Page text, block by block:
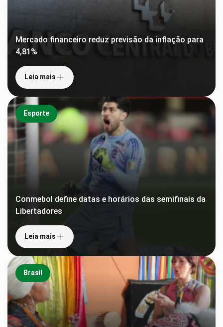
Mercado financeiro reduz previsão da inflação para
4,81%
Leia mais
Esporte
Conmebol define datas e horários das semifinais da
Libertadores
Leia mais
Brasil